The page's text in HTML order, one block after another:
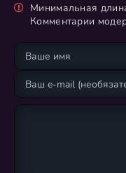
Минимальная
Комментарии